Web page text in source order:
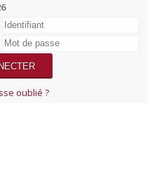
oublié ?